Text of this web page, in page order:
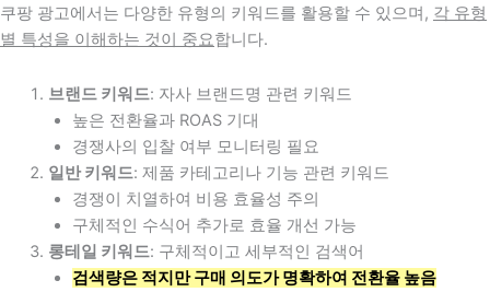
쿠팡 광고에서는 다양한 유형의 키워드를 활용할 수 있으며, 각 유형
별 특성을 이해하는 것이 중요합니다.
브랜드 키워드: 자사 브랜드명 관련 키워드
높은 전환율과 ROAS 기대
경쟁사의 입찰 여부 모니터링 필요
일반 키워드: 제품 카테고리나 기능 관련 키워드
경쟁이 치열하여 비용 효율성 주의
구체적인 수식어 추가로 효율 개선 가능
롱테일 키워드: 구체적이고 세부적인 검색어
검색량은 적지만 구매 의도가 명확하여 전환율 높음